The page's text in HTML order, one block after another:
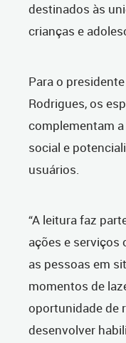
destinados às
crianças e
Para o
Rodrigues, os
complementam
social e
usuários.
“A leitura faz
ações e serviços
as pessoas em
momentos de
oportunidade de
desenvolver